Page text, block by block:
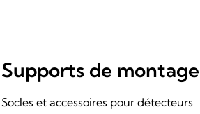
Supports de montage
Socles et accessoires pour détecteurs